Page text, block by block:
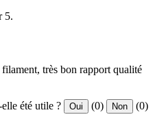
5.
très bon rapport qualité
été utile ? Oui (0) Non (0)